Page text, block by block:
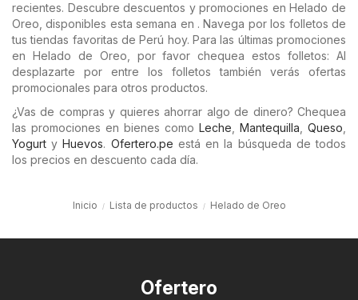
recientes. Descubre descuentos y promociones en Helado de
Oreo, disponibles esta semana en . Navega por los folletos de
tus tiendas favoritas de Perú hoy. Para las últimas promociones
en Helado de Oreo, por favor chequea estos folletos: Al
desplazarte por entre los folletos también verás ofertas
promocionales para otros productos.
¿Vas de compras y quieres ahorrar algo de dinero? Chequea
las promociones en bienes como Leche Mantequilla Queso
Yogurt yHuevos. Ofertero.pe está en la búsqueda de todos
los precios en descuento cada día.
Inicio Lista de productos Helado de Oreo
Ofertero